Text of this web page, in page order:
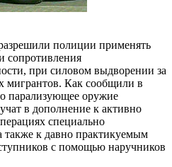
полиции применять
сопротивления
при силовом выдворении за
мигрантов. Как сообщили в
парализующее оружие
в дополнение к активно
специально
также к давно практикуемым
с помощью наручников